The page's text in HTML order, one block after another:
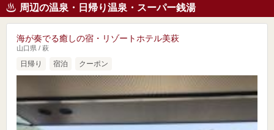
周辺の温泉・日帰り温泉・スーパー銭湯
海が奏でる癒しの宿・リゾートホテル美萩
山口県 / 萩
日帰り 宿泊 クーポン